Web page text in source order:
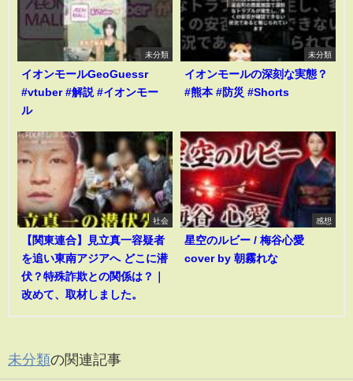
未分類
イオンモールGeoGuessr
#vtuber #解説 #イオンモー
ル
未分類
イオンモールの深刻な実態？
#熊本 #防災 #Shorts
社会
【関東連合】見立真一容疑者
を追い東南アジアへ どこに潜
伏？特殊詐欺との関係は？｜
改めて、取材しました。
感想
星空のルビー / 梅谷心愛
cover by 朝霧れな
未分類の関連記事